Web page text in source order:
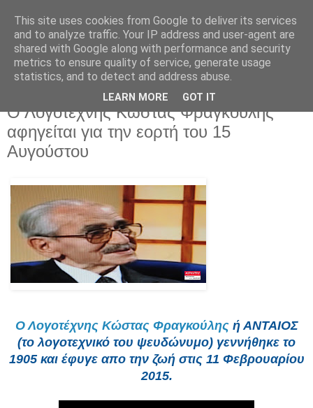
Πέμπτη 14 Αυγούστου 2025
Ο Λογοτέχνης Κώστας Φραγκούλης
αφηγείται για την εορτή του 15
Αυγούστου
Ο Λογοτέχνης Κώστας Φραγκούλης ή ΑΝΤΑΙΟΣ
(το λογοτεχνικό του ψευδώνυμο) γεννήθηκε το
1905 και έφυγε απο την ζωή στις 11 Φεβρουαρίου
2015.
This site uses cookies from Google to deliver its services
and to analyze traffic. Your IP address and user-agent are
shared with Google along with performance and security
metrics to ensure quality of service, generate usage
statistics, and to detect and address abuse.
LEARN MORE GOT IT